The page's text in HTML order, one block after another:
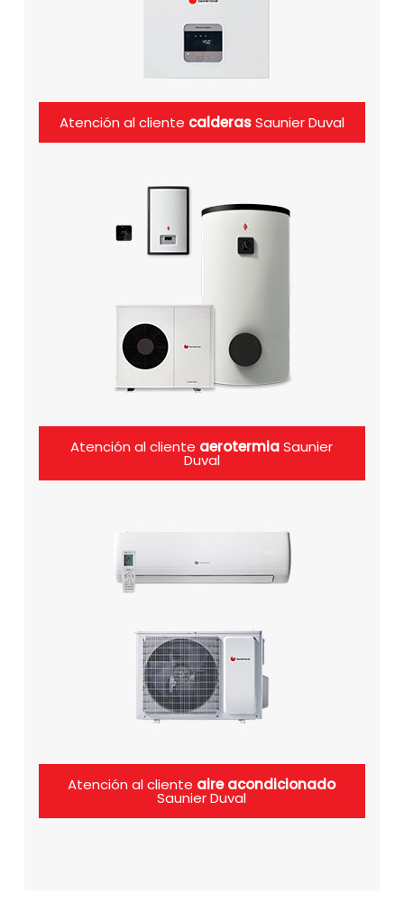
Atención al cliente calderasSaunier Duval
Atención al cliente aerotermiaSaunier
Duval
Atención al cliente aire acondicionado
Saunier Duval